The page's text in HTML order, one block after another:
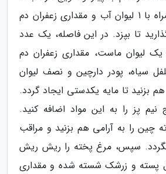
مناسبی بریزید و همراه با 1 لیوان آب و مقداری زعفران دم
تا بپزد. در این فاصله، یک عدد
یک لیوان ماست، مقداری زعفران دم
سیاه، پودر دارچین و نصف لیوان
بزنید تا مایه یکدستی ایجاد گردد.
نیم پز را به این مواد اضافه کنید.
چین را به آرامی هم بزنید و مراقب
نگردد. سپس، مرغ پخته را ریش ریش
پسته و زرشک شسته شده و مقداری